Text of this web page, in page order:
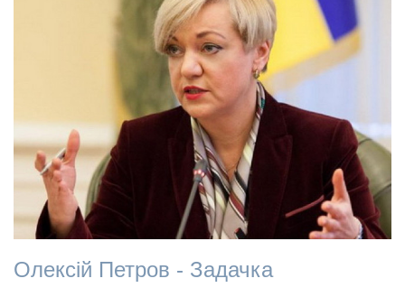
Олексій Петров - Задачка